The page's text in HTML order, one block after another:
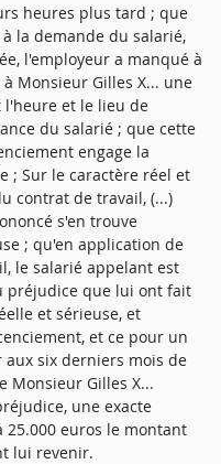
heures plus tard ; que
la demande du salarié,
l'employeur a manqué à
Monsieur Gilles X... une
l'heure et le lieu de
du salarié ; que cette
engage la
; Sur le caractère réel et
contrat de travail, (...)
s'en trouve
; qu'en application de
le salarié appelant est
préjudice que lui ont fait
et sérieuse, et
et ce pour un
six derniers mois de
Monsieur Gilles X...
une exacte
euros le montant
lui revenir.